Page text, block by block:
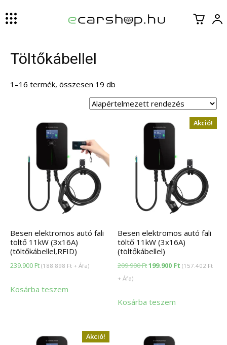
Töltőkábellel
1–16 termék, összesen 19 db
Besen elektromos autó fali
töltő 11kW (3x16A)
(töltőkábellel,RFID)
239.900 Ft (188.898 Ft + Áfa)
Kosárba teszem
Akció!
Besen elektromos autó fali
töltő 11kW (3x16A)
(töltőkábellel)
209.900FtOriginal
209.900 Ft.
199.900 Ft Current
(157.402 Ft
+ Áfa)
Kosárba teszem
Akció!